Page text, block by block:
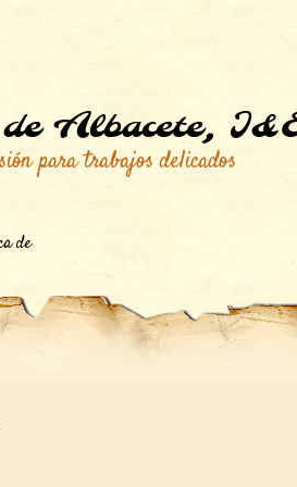
de Albacete,
para trabajos delicados
de